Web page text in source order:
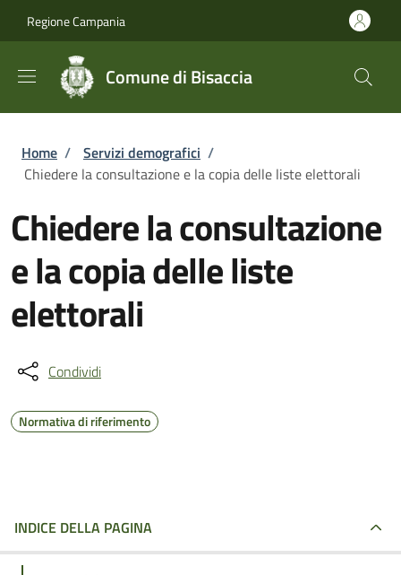
Regione Campania
Comune di Bisaccia
Briciole di pane
Home / Servizi demografici /
Chiedere la consultazione e la copia delle liste elettorali
Chiedere la consultazione
e la copia delle liste
elettorali
Condividi
Normativa di riferimento
INDICE DELLA PAGINA